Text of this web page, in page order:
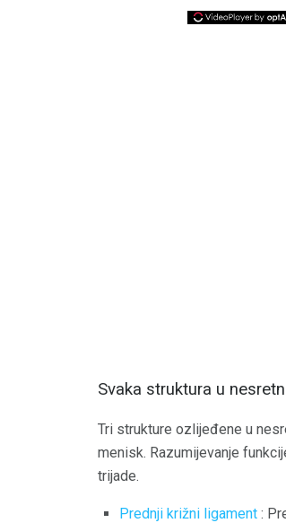
Svaka struktura u
Tri strukture ozlijeđene u
menisk. Razumijevanje
trijade.
Prednji križni ligament :